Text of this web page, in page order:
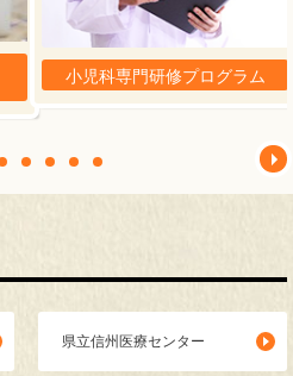
小児科専門研修プログラム
県立信州医療センター